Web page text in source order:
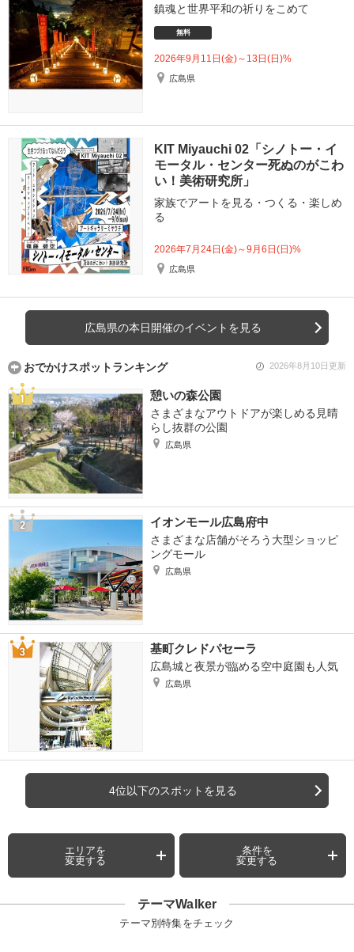
鎮魂と世界平和の祈りをこめて
無料
2026年9月11日(金)～13日(日)%
広島県
KIT Miyauchi 02「シノトー・イ
モータル・センター死ぬのがこわ
い！美術研究所」
家族でアートを見る・つくる・楽しめ
る
2026年7月24日(金)～9月6日(日)%
広島県
広島県の本日開催のイベントを見る
おでかけスポットランキング 2026年8月10日更新
憩いの森公園
さまざまなアウトドアが楽しめる見晴
らし抜群の公園
広島県
イオンモール広島府中
さまざまな店舗がそろう大型ショッピ
ングモール
広島県
基町クレドパセーラ
広島城と夜景が臨める空中庭園も人気
広島県
4位以下のスポットを見る
エリアを
変更する
条件を
変更する
テーマWalker
テーマ別特集をチェック